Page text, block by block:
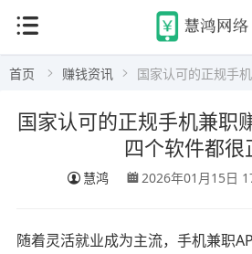
首页 赚钱资讯 国家认可的正规手机兼职
国家认可的正规手机兼职
四个软件都很
慧鸿 2026年01月15日
随着灵活就业成为主流，手机兼职